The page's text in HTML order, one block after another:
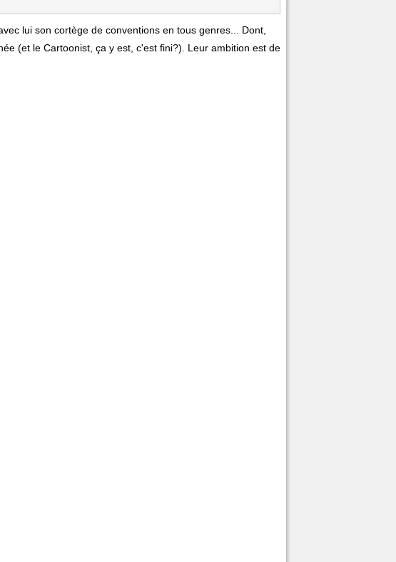
lui son cortège de conventions en tous genres... Dont,
(et le Cartoonist, ça y est, c'est fini?). Leur ambition est de